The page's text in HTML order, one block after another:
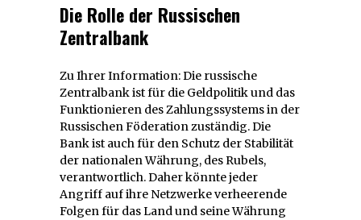
Die Rolle der Russischen
Zentralbank
Zu Ihrer Information: Die russische
Zentralbank ist für die Geldpolitik und das
Funktionieren des Zahlungssystems in der
Russischen Föderation zuständig. Die
Bank ist auch für den Schutz der Stabilität
der nationalen Währung, des Rubels,
verantwortlich. Daher könnte jeder
Angriff auf ihre Netzwerke verheerende
Folgen für das Land und seine Währung